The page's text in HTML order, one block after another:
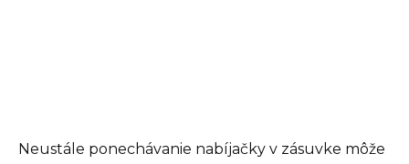
Neustále ponechávanie nabíjačky v zásuvke môže